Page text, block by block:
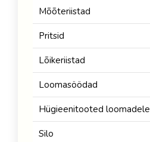
Mõõteriistad
Pritsid
Lõikeriistad
Loomasöödad
Hügieenitooted loomadele
Silo